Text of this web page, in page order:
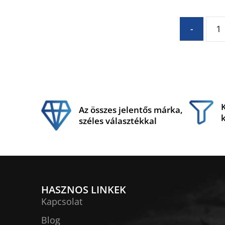
-
Az összes jelentős márka,
széles választékkal
HASZNOS LINKEK
Kapcsolat
Blog